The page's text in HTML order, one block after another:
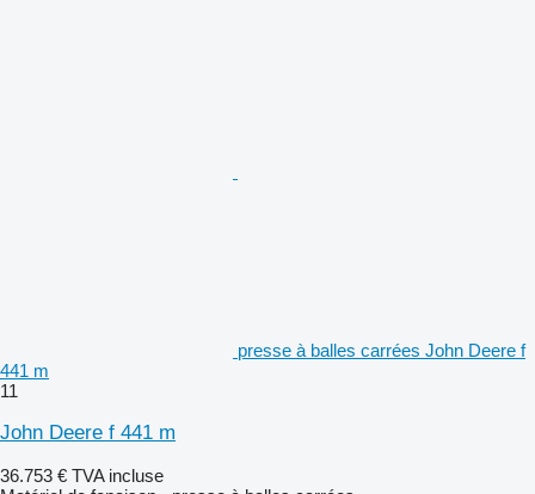
presse à balles carrées John Deere f
441 m
11
John Deere f 441 m
36.753 € TVA incluse